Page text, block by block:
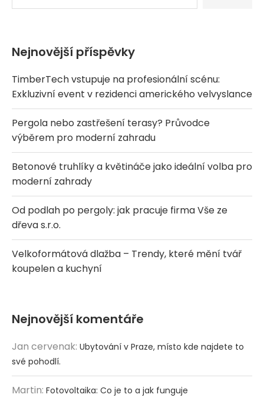
Nejnovější příspěvky
TimberTech vstupuje na profesionální scénu:
Exkluzivní event v rezidenci amerického velvyslance
Pergola nebo zastřešení terasy? Průvodce
výběrem pro moderní zahradu
Betonové truhlíky a květináče jako ideální volba pro
moderní zahrady
Od podlah po pergoly: jak pracuje firma Vše ze
dřeva s.r.o.
Velkoformátová dlažba – Trendy, které mění tvář
koupelen a kuchyní
Nejnovější komentáře
Jan cervenak: Ubytování v Praze, místo kde najdete to
své pohodlí.
Martin: Fotovoltaika: Co je to a jak funguje